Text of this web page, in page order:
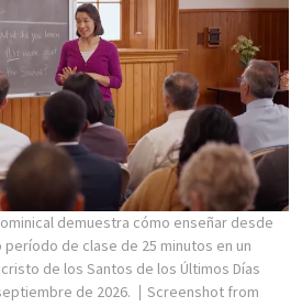
demuestra cómo enseñar desde
de clase de 25 minutos en un
de los Santos de los Últimos Días
de 2026.
Screenshot from